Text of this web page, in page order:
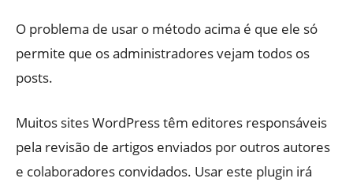
O problema de usar o método acima é que ele só
permite que os administradores vejam todos os
posts.
Muitos sites WordPress têm editores responsáveis ​​
pela revisão de artigos enviados por outros autores
e colaboradores convidados. Usar este plugin irá